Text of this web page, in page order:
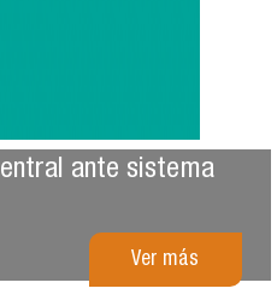
ante sistema
Ver más